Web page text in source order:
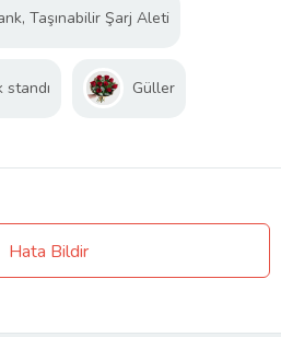
Taşınabilir Şarj Aleti
Güller
Hata Bildir